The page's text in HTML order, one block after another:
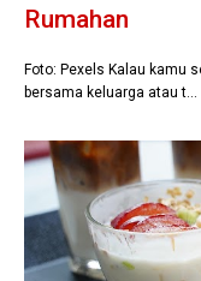
Rumahan
Foto: Pexels Kalau kamu
bersama keluarga atau t…